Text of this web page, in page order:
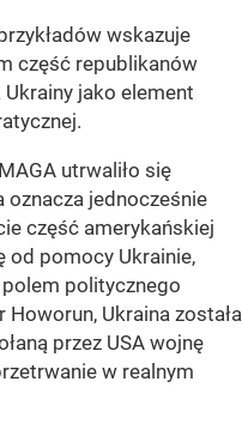
wskazuje
część republikanów
jako element
utrwaliło się
oznacza jednocześnie
część amerykańskiej
od pomocy Ukrainie,
politycznego
Ukraina została
przez USA wojnę
w realnym